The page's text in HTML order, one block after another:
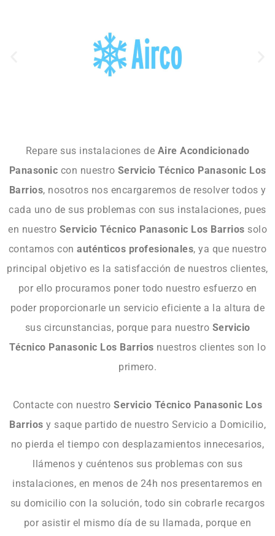
Repare sus instalaciones de Aire Acondicionado
Panasonic con nuestro Servicio Técnico Panasonic Los
Barrios, nosotros nos encargaremos de resolver todos y
cada uno de sus problemas con sus instalaciones, pues
en nuestro Servicio Técnico Panasonic Los Barrios solo
contamos conauténticos profesionales, ya que nuestro
principal objetivo es la satisfacción de nuestros clientes,
por ello procuramos poner todo nuestro esfuerzo en
poder proporcionarle un servicio eficiente a la altura de
sus circunstancias, porque para nuestro Servicio
Técnico Panasonic Los Barrios nuestros clientes son lo
primero.
Contacte con nuestroServicio Técnico Panasonic Los
Barrios y saque partido de nuestro Servicio a Domicilio,
no pierda el tiempo con desplazamientos innecesarios,
llámenos y cuéntenos sus problemas con sus
instalaciones, en menos de 24h nos presentaremos en
su domicilio con la solución, todo sin cobrarle recargos
por asistir el mismo día de su llamada, porque en